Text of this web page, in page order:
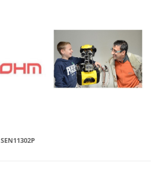
SEN11302P